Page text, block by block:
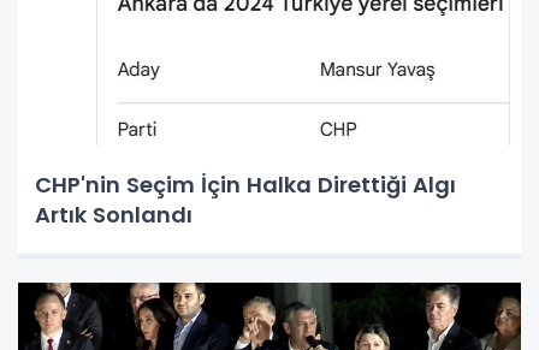
CHP'nin Seçim İçin Halka Direttiği Algı
Artık Sonlandı